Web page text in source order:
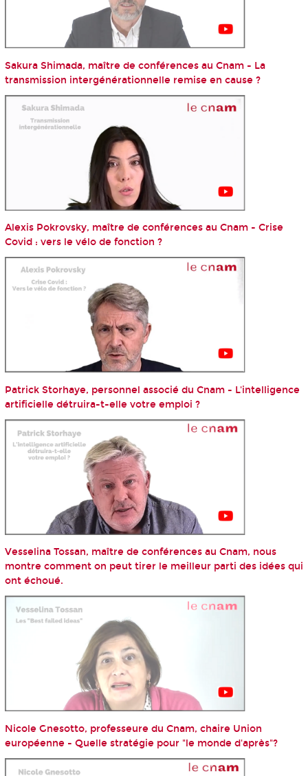
Sakura Shimada, maître de conférences au Cnam - La
transmission intergénérationnelle remise en cause ?
Alexis Pokrovsky, maître de conférences au Cnam - Crise
Covid : vers le vélo de fonction ?
Patrick Storhaye, personnel associé du Cnam - L'intelligence
artificielle détruira-t-elle votre emploi ?
Vesselina Tossan, maître de conférences au Cnam, nous
montre comment on peut tirer le meilleur parti des idées qui
ont échoué.
Nicole Gnesotto, professeure du Cnam, chaire Union
européenne - Quelle stratégie pour "le monde d'après"?